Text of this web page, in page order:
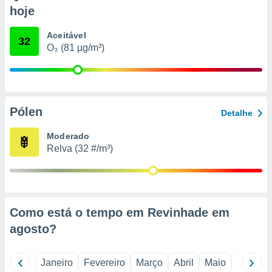
qual se
tal,
ou opor-
qualquer
o
num
hoje
32 Aceitável
O₃ (81 µg/m³)
Pólen Detalhe
Moderado
Relva (32 #/m³)
Como está o tempo em Revinhade em
agosto?
Janeiro Fevereiro Março Abril Maio Junho